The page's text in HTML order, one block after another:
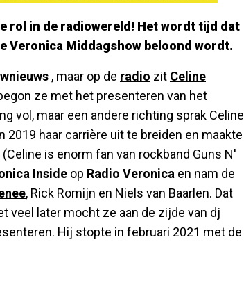
rol in de radiowereld! Het wordt tijd dat
Veronica Middagshow beloond wordt.
, maar op de radio zit Celine
ze met het presenteren van het
vol, maar een andere richting sprak Celine
haar carrière uit te breiden en maakte
is enorm fan van rockband Guns N'
Inside op Radio Veronica en nam de
, Rick Romijn en Niels van Baarlen. Dat
veel later mocht ze aan de zijde van dj
Hij stopte in februari 2021 met de